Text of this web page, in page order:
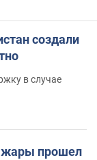
создали
в случае
жары прошел